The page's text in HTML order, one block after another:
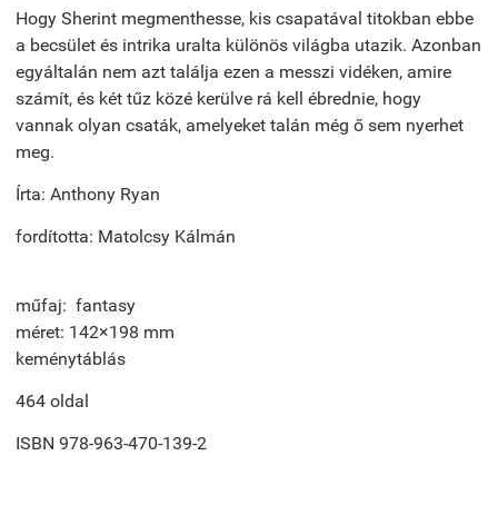
Hogy Sherint megmenthesse, kis csapatával titokban ebbe
a becsület és intrika uralta különös világba utazik. Azonban
egyáltalán nem azt találja ezen a messzi vidéken, amire
számít, és két tűz közé kerülve rá kell ébrednie, hogy
vannak olyan csaták, amelyeket talán még ő sem nyerhet
meg.
Írta: Anthony Ryan
fordította: Matolcsy Kálmán
műfaj: fantasy
méret: 142×198 mm
keménytáblás
464 oldal
ISBN 978-963-470-139-2